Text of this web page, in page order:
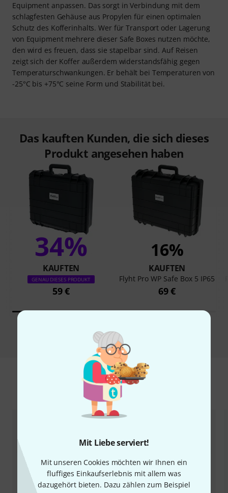
Mit Liebe serviert!
Mit unseren Cookies möchten wir Ihnen ein
fluffiges Einkaufserlebnis mit allem was
dazugehört bieten. Dazu zählen zum Beispiel
Equipment anpassen. Das sorgt in Verbindung mit dem
schlagfesten Gehäuse aus Propylen für einen optimalen
Schutz des Kofferinhalts. Wer für Transport oder Lagerung
von Equipment mehrere dieser Safe Boxes nutzen möchte,
den wird es freuen, dass sie stapelbar sind. Auf Reisen
zeigt sich der Koffer außerdem widerstandsfähig gegen
Temperaturschwankungen. Er behält bei Temperaturen von
-25°C bis +75°C seine Form und Stabilität bei.
Das kauften Kunden, die sich dieses
Produkt angesehen haben
34%
KAUFTEN
GENAU DIESES PRODUKT
59 €
16%
KAUFTEN
Flyht Pro WP Safe Box 5 IP65
69 €
Vergleichen
Zubehör & passende Artikel